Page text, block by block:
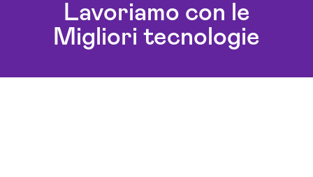
Soluzioni Cloud Fermo
Lavoriamo con le
Migliori tecnologie